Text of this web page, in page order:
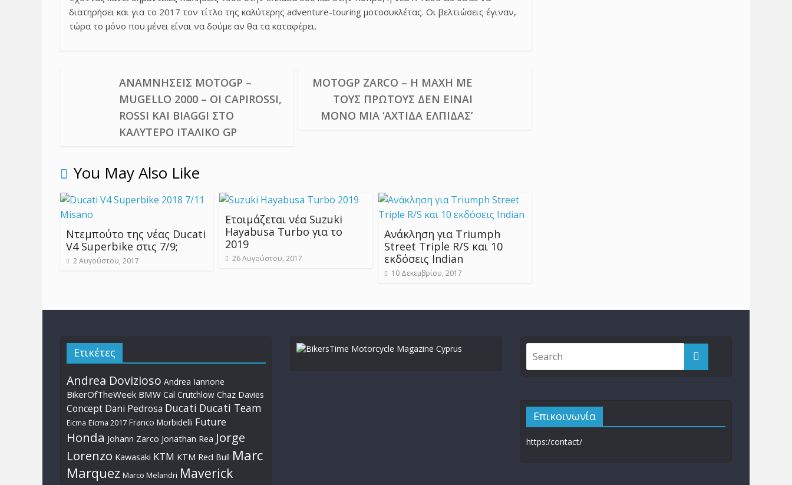
διατηρήσει και για το 2017 τον τίτλο της καλύτερης adventure-touring μοτοσυκλέτας. Οι βελτιώσεις έγιναν,
τώρα το μόνο που μένει είναι να δούμε αν θα τα καταφέρει.
ΑΝΑΜΝΉΣΕΙΣ MOTOGP –
MUGELLO 2000 – ΟΙ CAPIROSSI,
ROSSI ΚΑΙ BIAGGI ΣΤΟ
ΚΑΛΎΤΕΡΟ ΙΤΑΛΙΚΌ GP
MOTOGP ZARCO – Η ΜΆΧΗ ΜΕ
ΤΟΥΣ ΠΡΏΤΟΥΣ ΔΕΝ ΕΊΝΑΙ
ΜΌΝΟ ΜΙΑ ‘ΑΧΤΊΔΑ ΕΛΠΊΔΑΣ’
You May Also Like
Ντεμπούτο της νέας Ducati
V4 Superbike στις 7/9;
2 Αυγούστου, 2017
Ετοιμάζεται νέα Suzuki
Hayabusa Turbo για το
2019
26 Αυγούστου, 2017
Ανάκληση για Triumph
Street Triple R/S και 10
εκδόσεις Indian
10 Δεκεμβρίου, 2017
Ετικέτες
Andrea Dovizioso Andrea Iannone
BikerOfTheWeek BMW Cal Crutchlow Chaz Davies
Concept Dani Pedrosa Ducati Ducati Team
Eicma Eicma 2017 Franco Morbidelli Future
Honda Johann Zarco Jonathan Rea Jorge
Lorenzo Kawasaki KTM KTM Red Bull Marc
Marquez Marco Melandri Maverick
Επικοινωνία
https:/contact/